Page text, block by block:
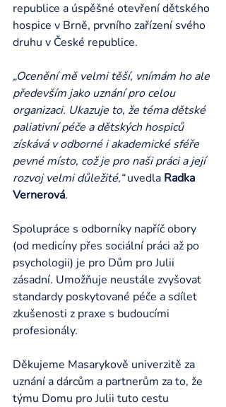
republice a úspěšné otevření dětského
hospice v Brně, prvního zařízení svého
druhu v České republice.
„Ocenění mě velmi těší, vnímám ho ale
především jako uznání pro celou
organizaci. Ukazuje to, že téma dětské
paliativní péče a dětských hospiců
získává v odborné i akademické sféře
pevné místo, což je pro naši práci a její
rozvoj velmi důležité,“ uvedla Radka
Vernerová.
Spolupráce s odborníky napříč obory
(od medicíny přes sociální práci až po
psychologii) je pro Dům pro Julii
zásadní. Umožňuje neustále zvyšovat
standardy poskytované péče a sdílet
zkušenosti z praxe s budoucími
profesionály.
Děkujeme Masarykově univerzitě za
uznání a dárcům a partnerům za to, že
týmu Domu pro Julii tuto cestu